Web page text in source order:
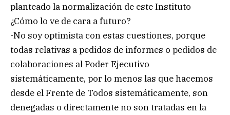
planteado la normalización de este Instituto
¿Cómo lo ve de cara a futuro?
-No soy optimista con estas cuestiones, porque
todas relativas a pedidos de informes o pedidos de
colaboraciones al Poder Ejecutivo
sistemáticamente, por lo menos las que hacemos
desde el Frente de Todos sistemáticamente, son
denegadas o directamente no son tratadas en la